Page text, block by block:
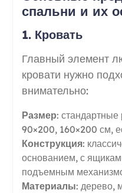
спальни и их
1. Кровать
Главный элемент
кровати нужно
внимательно:
Размер:
90×200, 160×200 см,
Конструкция:
основанием, с
подъемным
Материалы: дерево,